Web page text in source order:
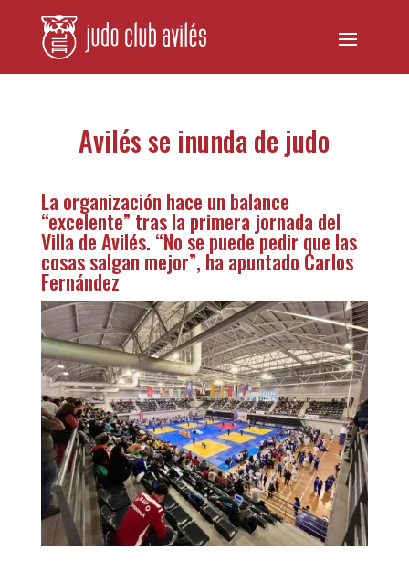
Avilés se inunda de judo
La organización hace un balance
“excelente” tras la primera jornada del
Villa de Avilés. “No se puede pedir que las
cosas salgan mejor”, ha apuntado Carlos
Fernández